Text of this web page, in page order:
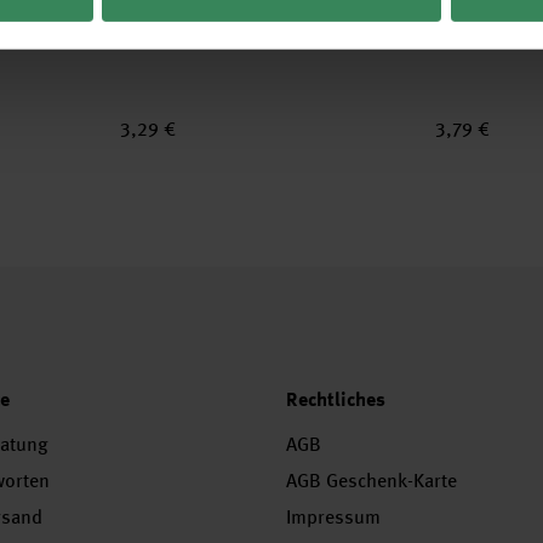
3,29 € 3,79 €
Rechtliches
AGB
AGB Geschenk-Karte
Impressum